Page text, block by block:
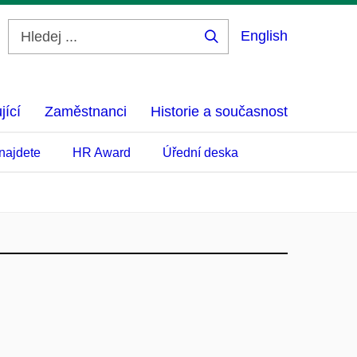
English
Zaměstnanci Historie a současnost
HR Award Úřední deska